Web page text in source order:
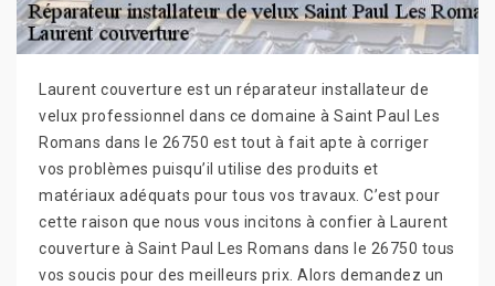
Laurent couverture est un réparateur installateur de
velux professionnel dans ce domaine à Saint Paul Les
Romans dans le 26750 est tout à fait apte à corriger
vos problèmes puisqu’il utilise des produits et
matériaux adéquats pour tous vos travaux. C’est pour
cette raison que nous vous incitons à confier à Laurent
couverture à Saint Paul Les Romans dans le 26750 tous
vos soucis pour des meilleurs prix. Alors demandez un